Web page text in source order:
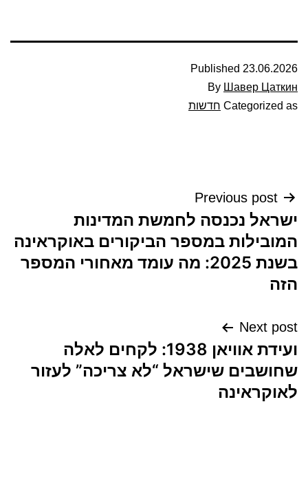
Published 23.06.2026
By Шавер Цаткин
Categorized as חדשות
ניווט
Previous post
ישראל נכנסה לחמשת המדינות
המובילות במספר הביקורים באוקראינה
בשנת 2025: מה עומד מאחורי המספר
הזה
Next post
ועידת אוויאן 1938: לקחים לאלה
שחושבים שישראל “לא צריכה” לעזור
לאוקראינה